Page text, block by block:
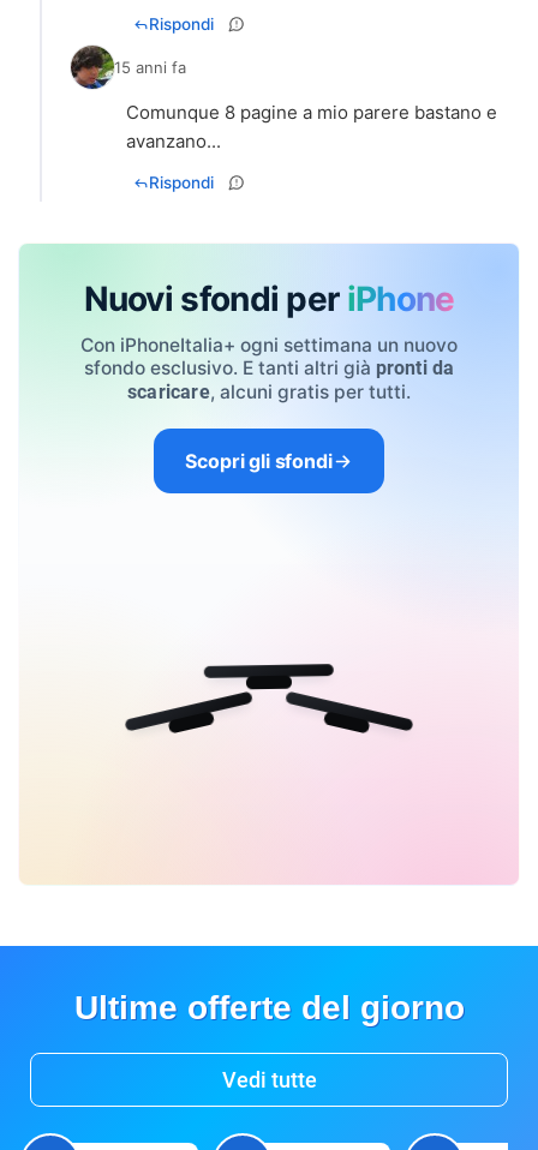
Rispondi
15 anni fa
Comunque 8 pagine a mio parere bastano e
avanzano...
Rispondi
Nuovi sfondi per iPhone
Con iPhoneItalia+ ogni settimana un nuovo
sfondo esclusivo. E tanti altri già pronti da
scaricare, alcuni gratis per tutti.
Scopri gli sfondi
Ultime offerte del giorno
Vedi tutte